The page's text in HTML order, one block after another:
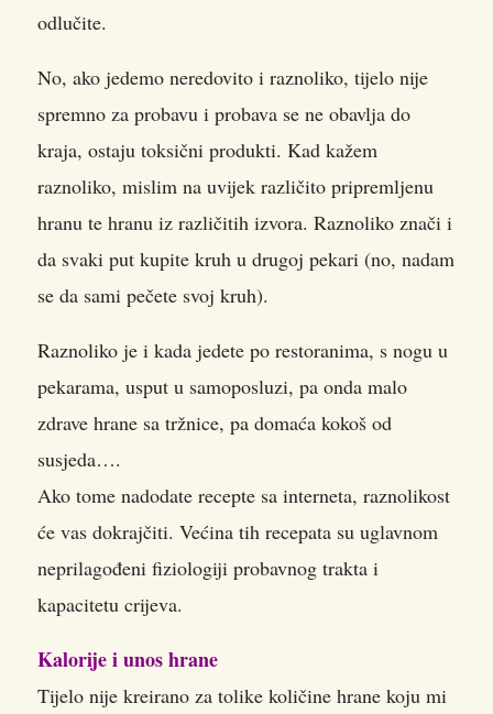
odlučite.
No, ako jedemo neredovito i raznoliko, tijelo nije
spremno za probavu i probava se ne obavlja do
kraja, ostaju toksični produkti. Kad kažem
raznoliko, mislim na uvijek različito pripremljenu
hranu te hranu iz različitih izvora. Raznoliko znači i
da svaki put kupite kruh u drugoj pekari (no, nadam
se da sami pečete svoj kruh).
Raznoliko je i kada jedete po restoranima, s nogu u
pekarama, usput u samoposluzi, pa onda malo
zdrave hrane sa tržnice, pa domaća kokoš od
susjeda….
Ako tome nadodate recepte sa interneta, raznolikost
će vas dokrajčiti. Većina tih recepata su uglavnom
neprilagođeni fiziologiji probavnog trakta i
kapacitetu crijeva.
Kalorije i unos hrane
Tijelo nije kreirano za tolike količine hrane koju mi